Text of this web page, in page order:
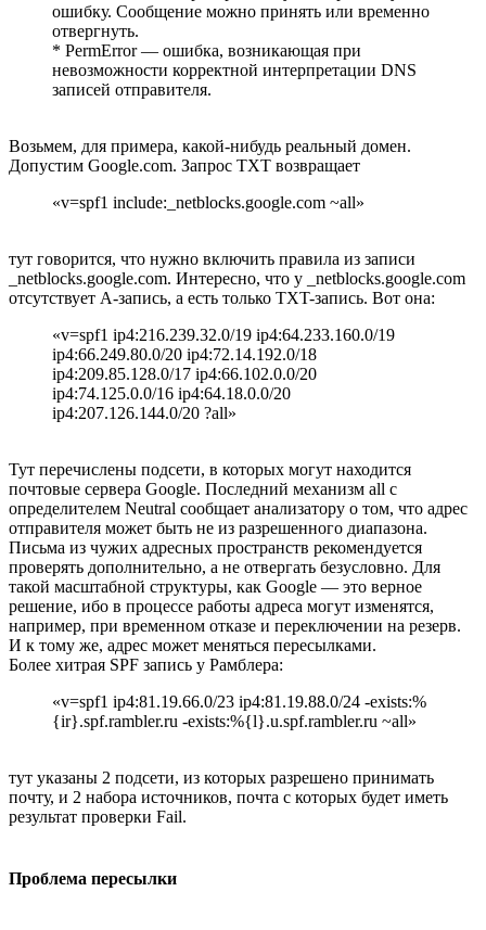
ошибку. Сообщение можно принять или временно
отвергнуть.
* PermError — ошибка, возникающая при
невозможности корректной интерпретации DNS
записей отправителя.
Возьмем, для примера, какой-нибудь реальный домен.
Допустим Google.com. Запрос TXT возвращает
«v=spf1 include:_netblocks.google.com ~all»
тут говорится, что нужно включить правила из записи
_netblocks.google.com. Интересно, что у _netblocks.google.com
отсутствует A-запись, а есть только TXT-запись. Вот она:
«v=spf1 ip4:216.239.32.0/19 ip4:64.233.160.0/19
ip4:66.249.80.0/20 ip4:72.14.192.0/18
ip4:209.85.128.0/17 ip4:66.102.0.0/20
ip4:74.125.0.0/16 ip4:64.18.0.0/20
ip4:207.126.144.0/20 ?all»
Тут перечислены подсети, в которых могут находится
почтовые сервера Google. Последний механизм all c
определителем Neutral сообщает анализатору о том, что адрес
отправителя может быть не из разрешенного диапазона.
Письма из чужих адресных пространств рекомендуется
проверять дополнительно, а не отвергать безусловно. Для
такой масштабной структуры, как Google — это верное
решение, ибо в процессе работы адреса могут изменятся,
например, при временном отказе и переключении на резерв.
И к тому же, адрес может меняться пересылками.
Более хитрая SPF запись у Рамблера:
«v=spf1 ip4:81.19.66.0/23 ip4:81.19.88.0/24 -exists:%
{ir}.spf.rambler.ru -exists:%{l}.u.spf.rambler.ru ~all»
тут указаны 2 подсети, из которых разрешено принимать
почту, и 2 набора источников, почта с которых будет иметь
результат проверки Fail.
Проблема пересылки